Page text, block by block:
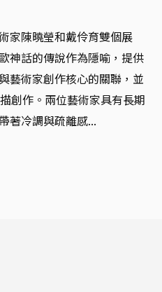
家陳曉瑩和戴伶育雙個展
話的傳說作為隱喻，提供
藝術家創作核心的關聯，並
創作。兩位藝術家具有長期
著冷調與疏離感...